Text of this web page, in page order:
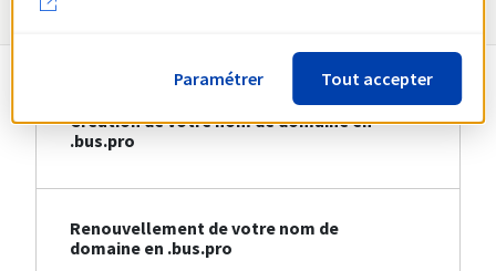
Création de votre nom de domaine en
.bus.pro
Renouvellement de votre nom de
domaine en .bus.pro
Paramétrer Tout accepter